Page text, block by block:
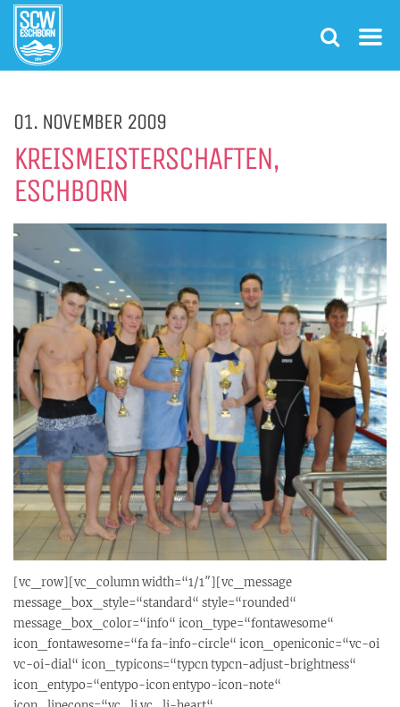
01. NOVEMBER 2009
KREISMEISTERSCHAFTEN,
ESCHBORN
[vc_row][vc_column width=“1/1″][vc_message
message_box_style=“standard“ style=“rounded“
message_box_color=“info“ icon_type=“fontawesome“
icon_fontawesome=“fa fa-info-circle“ icon_openiconic=“vc-oi
vc-oi-dial“ icon_typicons=“typcn typcn-adjust-brightness“
icon_entypo=“entypo-icon entypo-icon-note“